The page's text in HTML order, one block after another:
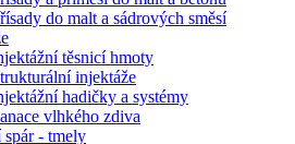
do malt a sádrových směsí
těsnicí hmoty
injektáže
hadičky a systémy
vlhkého zdiva
spár - tmely